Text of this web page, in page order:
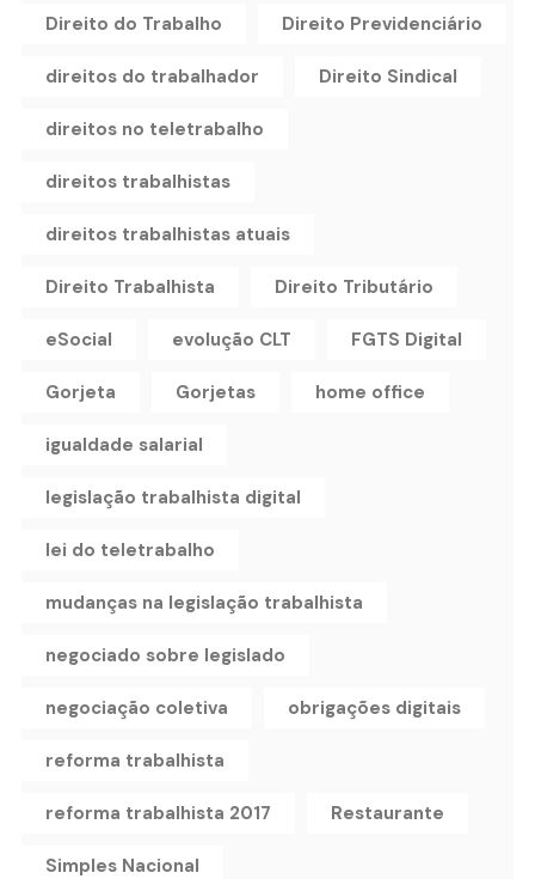
Direito do Trabalho Direito Previdenciário
direitos do trabalhador Direito Sindical
direitos no teletrabalho
direitos trabalhistas
direitos trabalhistas atuais
Direito Trabalhista Direito Tributário
eSocial evolução CLT FGTS Digital
Gorjeta Gorjetas home office
igualdade salarial
legislação trabalhista digital
lei do teletrabalho
mudanças na legislação trabalhista
negociado sobre legislado
negociação coletiva obrigações digitais
reforma trabalhista
reforma trabalhista 2017 Restaurante
Simples Nacional